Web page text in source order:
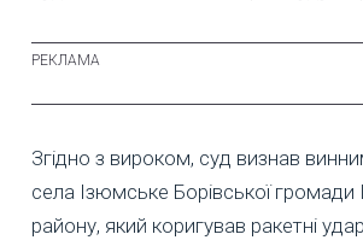
Згідно з вироком, суд визнав
села Ізюмське Борівської
району, який коригував ракетні